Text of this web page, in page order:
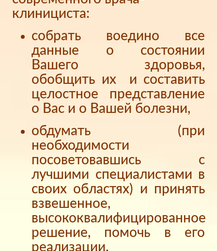
клинициста:
собрать воедино все
данные о состоянии
Вашего здоровья,
обобщить их и составить
целостное представление
о Вас и о Вашей болезни,
обдумать (при
необходимости
посоветовавшись с
лучшими специалистами в
своих областях) и принять
взвешенное,
высококвалифицированное
решение, помочь в его
реализации.